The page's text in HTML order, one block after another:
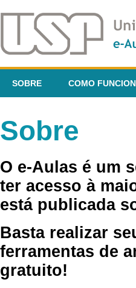
SOBRE COMO
Sobre
O e-Aulas é um
ter acesso à
está publicada
Basta realizar
ferramentas de
gratuito!